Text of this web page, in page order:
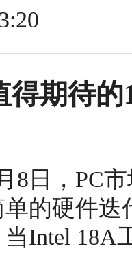
得期待
8日，PC
的硬件
Intel 18A